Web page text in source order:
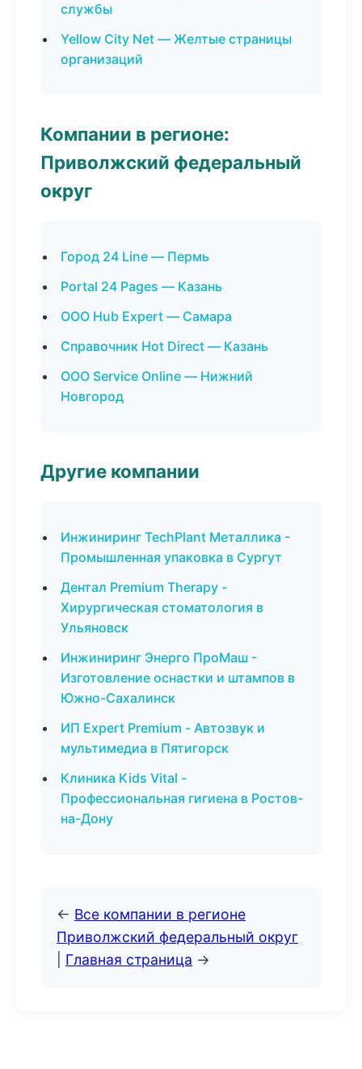
службы
Yellow City Net — Желтые страницы
организаций
Компании в регионе:
Приволжский федеральный
округ
Город 24 Line — Пермь
Portal 24 Pages — Казань
ООО Hub Expert — Самара
Справочник Hot Direct — Казань
ООО Service Online — Нижний
Новгород
Другие компании
Инжиниринг TechPlant Металлика -
Промышленная упаковка в Сургут
Дентал Premium Therapy -
Хирургическая стоматология в
Ульяновск
Инжиниринг Энерго ПроМаш -
Изготовление оснастки и штампов в
Южно-Сахалинск
ИП Expert Premium - Автозвук и
мультимедиа в Пятигорск
Клиника Kids Vital -
Профессиональная гигиена в Ростов-
на-Дону
← Все компании в регионе
Приволжский федеральный округ
Главная страница →